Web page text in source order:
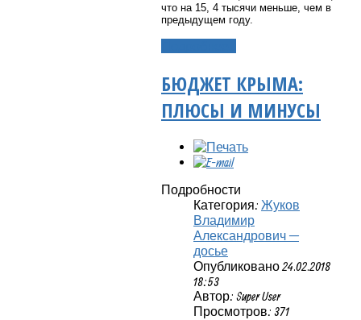
что на 15, 4 тысячи меньше, чем в
предыдущем году.
БЮДЖЕТ КРЫМА:
ПЛЮСЫ И МИНУСЫ
Подробности
Категория: Жуков
Владимир
Александрович —
досье
Опубликовано 24.02.2018
18:53
Автор: Super User
Просмотров: 371